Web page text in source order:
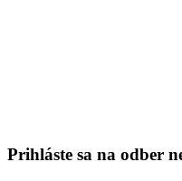
Prihláste sa na odber